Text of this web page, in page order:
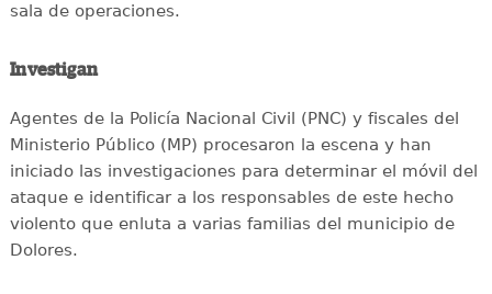
sala de operaciones.
Investigan
Agentes de la Policía Nacional Civil (PNC) y fiscales del
Ministerio Público (MP) procesaron la escena y han
iniciado las investigaciones para determinar el móvil del
ataque e identificar a los responsables de este hecho
violento que enluta a varias familias del municipio de
Dolores.